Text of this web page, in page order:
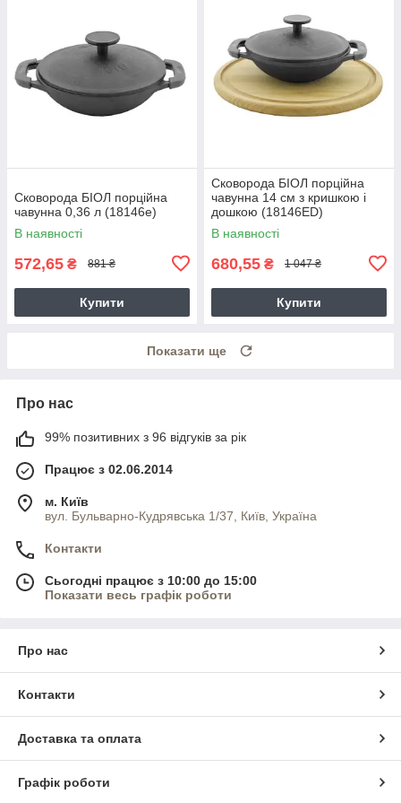
Сковорода БІОЛ порційна
чавунна 0,36 л (18146e)
В наявності
572,65 ₴ 881 ₴
Купити
Сковорода БІОЛ порційна
чавунна 14 см з кришкою і
дошкою (18146ED)
В наявності
680,55 ₴ 1 047 ₴
Купити
Показати ще
Про нас
99% позитивних з 96 відгуків за рік
Працює з 02.06.2014
м. Київ
вул. Бульварно-Кудрявська 1/37, Київ, Україна
Контакти
Сьогодні працює з 10:00 до 15:00
Показати весь графік роботи
Про нас
Контакти
Доставка та оплата
Графік роботи